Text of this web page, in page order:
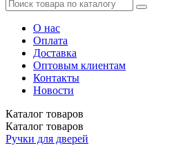
О нас
Оплата
Доставка
Оптовым клиентам
Контакты
Новости
Каталог товаров
Каталог товаров
Ручки для дверей